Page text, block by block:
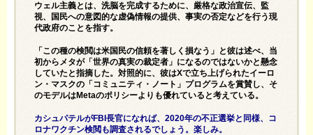
ウェル主義とは、洗脳を完成するために、厳格な政治宣伝、監
視、国民への意図的な虚偽情報の提供、事実の否定などを行う現
代政府のことを指す。
「この種の検閲は米国民の信頼を著しく損なう」と彼は述べ、当
初からメタが「世界の真実の裁定者」になるのではないかと懸念
していたと指摘した。対照的に、彼はXで立ち上げられたイーロ
ン・マスクの「コミュニティ・ノート」プログラムを賞賛し、そ
のモデルはMetaのポリシーよりも優れていると考えている。
カシュパテルがFBI長官になれば、2020年の不正選挙と同様、コ
ロナワクチン検閲も調査されるでしょう。楽しみ。